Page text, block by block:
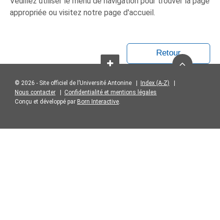
appropriée ou visitez notre page d'accueil.
Retour
© 2026 - Site officiel de l’Université Antonine | Index (A-Z)
Nous contacter
Confidentialité et mentions légales
Conçu et développé par Born Interactive.